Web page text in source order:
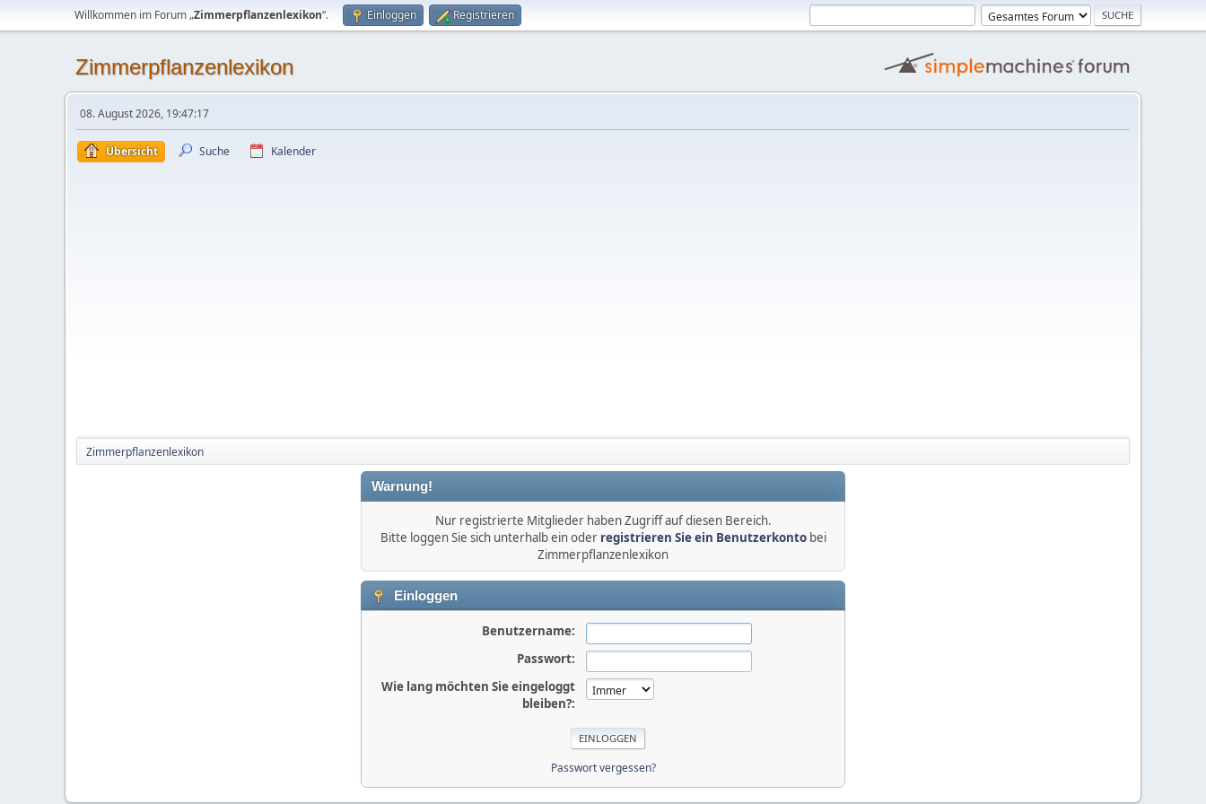
Willkommen im Forum „Zimmerpflanzenlexikon“. Einloggen Registrieren
Zimmerpflanzenlexikon
08. August 2026, 19:47:17
Übersicht Suche Kalender
Zimmerpflanzenlexikon
Warnung!
Nur registrierte Mitglieder haben Zugriff auf diesen Bereich.
Bitte loggen Sie sich unterhalb ein oder registrieren Sie ein Benutzerkontobei
Zimmerpflanzenlexikon
Einloggen
Benutzername:
Passwort:
Wie lang möchten Sie eingeloggt
bleiben?:
Passwort vergessen?